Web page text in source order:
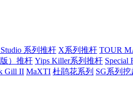
系列推杆 X系列推杆 TOUR
）推杆 Yips Killer系列推杆 Special
Gill II MaXTI 杜鹃花系列 SG系列